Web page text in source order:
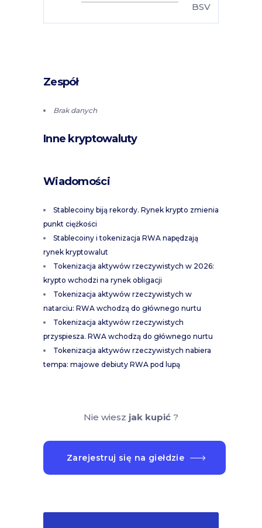
BSV
Zespół
Brak danych
Inne kryptowaluty
Wiadomości
Stablecoiny biją rekordy. Rynek krypto zmienia
punkt ciężkości
Stablecoiny i tokenizacja RWA napędzają
rynek kryptowalut
Tokenizacja aktywów rzeczywistych w 2026:
krypto wchodzi na rynek obligacji
Tokenizacja aktywów rzeczywistych w
natarciu: RWA wchodzą do głównego nurtu
Tokenizacja aktywów rzeczywistych
przyspiesza. RWA wchodzą do głównego nurtu
Tokenizacja aktywów rzeczywistych nabiera
tempa: majowe debiuty RWA pod lupą
Nie wiesz jak kupić?
Zarejestruj się na giełdzie